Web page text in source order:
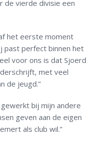
de vierde divisie een
het eerste moment
past perfect binnen het
voor ons is dat Sjoerd
met veel
de jeugd.”
bij mijn andere
geven aan de eigen
als club wil.”